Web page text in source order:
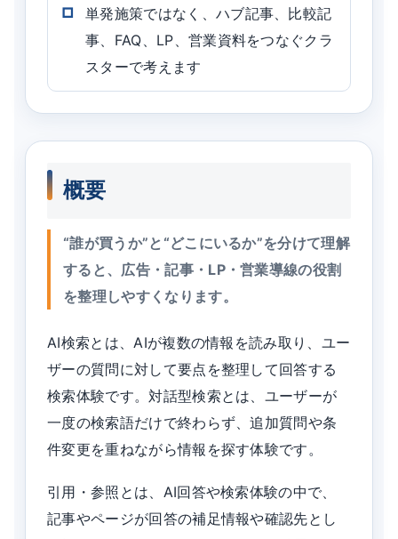
単発施策ではなく、ハブ記事、比較記
事、FAQ、LP、営業資料をつなぐクラ
スターで考えます
概要
“誰が買うか”と“どこにいるか”を分けて理解
すると、広告・記事・LP・営業導線の役割
を整理しやすくなります。
AI検索とは、AIが複数の情報を読み取り、ユー
ザーの質問に対して要点を整理して回答する
検索体験です。対話型検索とは、ユーザーが
一度の検索語だけで終わらず、追加質問や条
件変更を重ねながら情報を探す体験です。
引用・参照とは、AI回答や検索体験の中で、
記事やページが回答の補足情報や確認先とし